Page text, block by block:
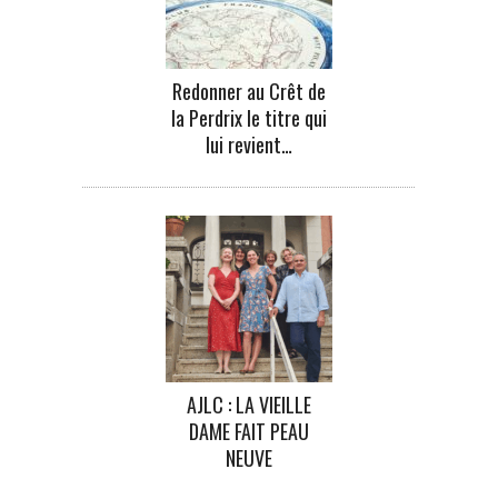
Redonner au Crêt de
la Perdrix le titre qui
lui revient…
AJLC : LA VIEILLE
DAME FAIT PEAU
NEUVE